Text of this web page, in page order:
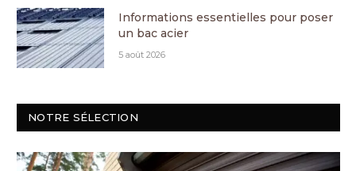
Informations essentielles pour poser
un bac acier
5 août 2026
NOTRE SÉLECTION